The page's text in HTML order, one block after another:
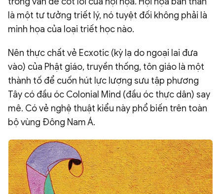
là một tư tưởng triết lý, nó tuyệt đối không phải là
minh họa của loại triết học nào.
Nên thực chất vẻ Ecxotic (kỳ lạ do ngoại lai đưa
vào) của Phật giáo, truyền thống, tôn giáo là một
thành tố để cuốn hút lực lượng sưu tập phương
Tây có đầu óc Colonial Mind (đầu óc thực dân) say
mê. Có vẻ nghệ thuật kiểu này phổ biến trên toàn
bộ vùng Đông Nam Á.